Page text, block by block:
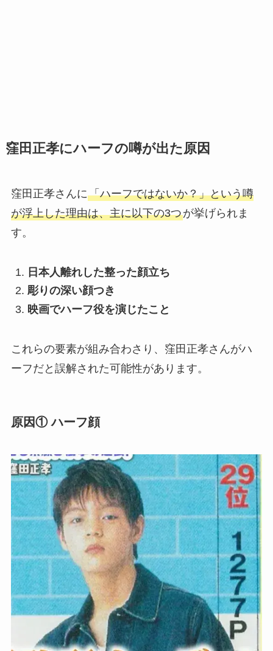
窪田正孝にハーフの噂が出た原因
窪田正孝さんに「ハーフではないか？」という噂
が浮上した理由は、主に以下の3つが挙げられま
す。
日本人離れした整った顔立ち
彫りの深い顔つき
映画でハーフ役を演じたこと
これらの要素が組み合わさり、窪田正孝さんがハ
ーフだと誤解された可能性があります。
原因① ハーフ顔